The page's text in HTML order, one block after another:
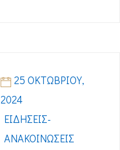
25 ΟΚΤΩΒΡΊΟΥ,
2024
ΕΙΔΉΣΕΙΣ-
ΑΝΑΚΟΙΝΏΣΕΙΣ